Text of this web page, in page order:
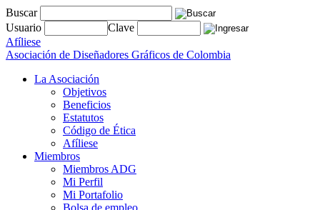
Buscar
Usuario
Clave
Afíliese
Asociación de Diseñadores Gráficos de Colombia
La Asociación
Objetivos
Beneficios
Estatutos
Código de Ética
Afíliese
Miembros
Miembros ADG
Mi Perfil
Mi Portafolio
Bolsa de empleo